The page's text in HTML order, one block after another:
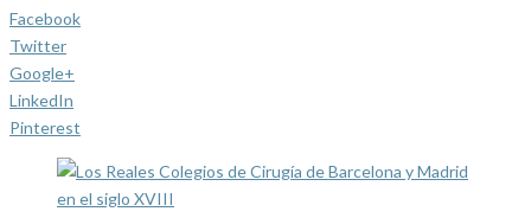
Facebook
Twitter
Google+
LinkedIn
Pinterest